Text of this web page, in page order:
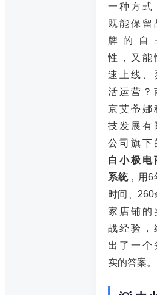
一种方式
既能保留
牌的自
性，又能
速上线、
活运营？
京艾蒂娜
技发展有
公司旗下
白小极电
系统，用6
时间、260
家店铺的
战经验，
出了一个
实的答案。